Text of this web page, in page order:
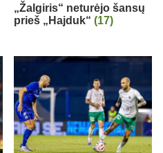
„Žalgiris“ neturėjo šansų
prieš „Hajduk“ (17)